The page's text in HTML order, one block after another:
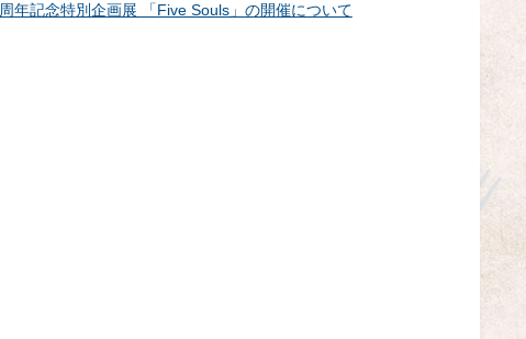
年記念特別企画展 「Five Souls」の開催について